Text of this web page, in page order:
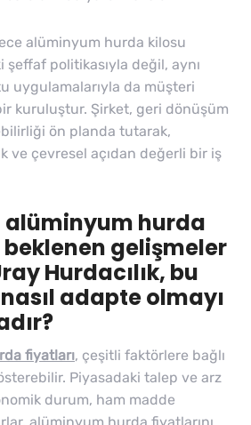
alüminyum hurda kilosu
şeffaf politikasıyla değil, aynı
uygulamalarıyla da müşteri
kuruluştur. Şirket, geri dönüşüm
ön planda tutarak,
ve çevresel açıdan değerli bir iş
alüminyum hurda
gelişmeler
Hurdacılık, bu
adapte olmayı
fiyatları, çeşitli faktörlere bağlı
Piyasadaki talep ve arz
durum, ham madde